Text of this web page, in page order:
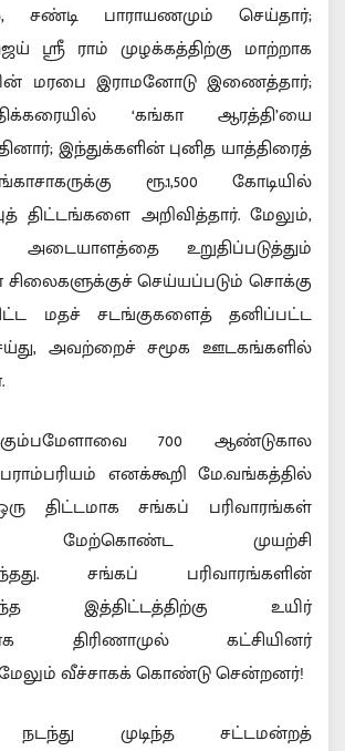
சண்டி பாராயணமும் செய்தார்;
ஸ்ரீ ராம் முழக்கத்திற்கு மாற்றாக
மரபை இராமனோடு இணைத்தார்;
‘கங்கா ஆரத்தி’யை
இந்துக்களின் புனித யாத்திரைத்
ரூ.1,500 கோடியில்
திட்டங்களை அறிவித்தார். மேலும்,
உறுதிப்படுத்தும்
சிலைகளுக்குச் செய்யப்படும் சொக்கு
மதச் சடங்குகளைத் தனிப்பட்ட
அவற்றைச் சமூக ஊடகங்களில்
700 ஆண்டுகால
எனக்கூறி மே.வங்கத்தில்
திட்டமாக சங்கப் பரிவாரங்கள்
மேற்கொண்ட முயற்சி
சங்கப் பரிவாரங்களின்
இத்திட்டத்திற்கு உயிர்
திரிணாமுல் கட்சியினர்
வீச்சாகக் கொண்டு சென்றனர்!
முடிந்த சட்டமன்றத்